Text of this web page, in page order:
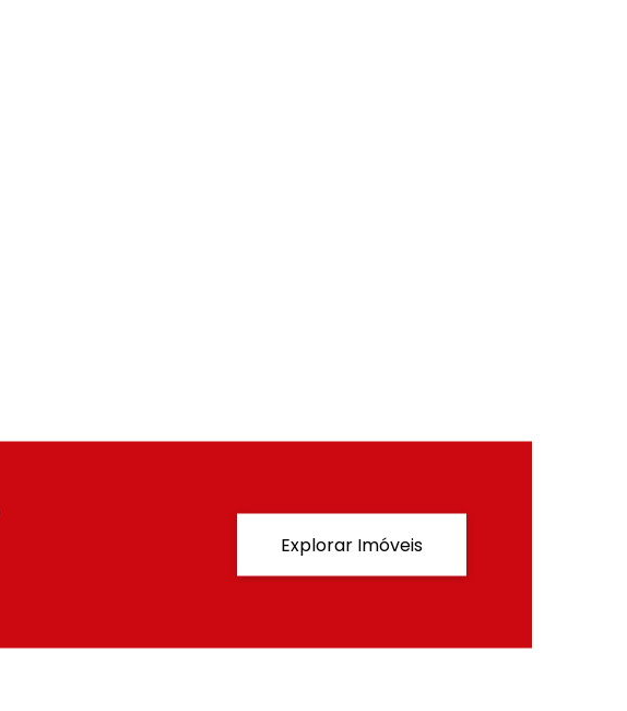
Explorar Imóveis